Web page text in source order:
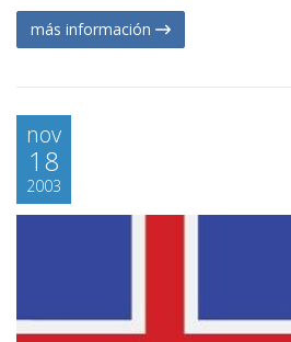
más información
nov
18
2003